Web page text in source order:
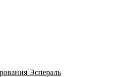
Эспераль